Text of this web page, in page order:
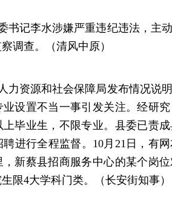
书记李水涉嫌严重违纪违法，主
调查。（清风中原）
力资源和社会保障局发布情况说
业设置不当一事引发关注。经研
毕业生，不限专业。县委已责
进行全程监督。10月21日，有
新蔡县招商服务中心的某个岗
限4大学科门类。（长安街知事）